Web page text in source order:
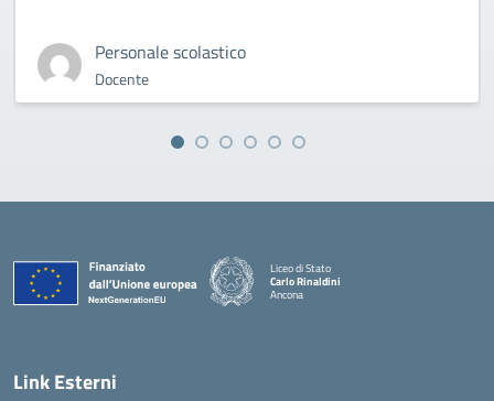
Personale scolastico
Docente
Liceo di Stato
Carlo Rinaldini
Ancona
Link Esterni